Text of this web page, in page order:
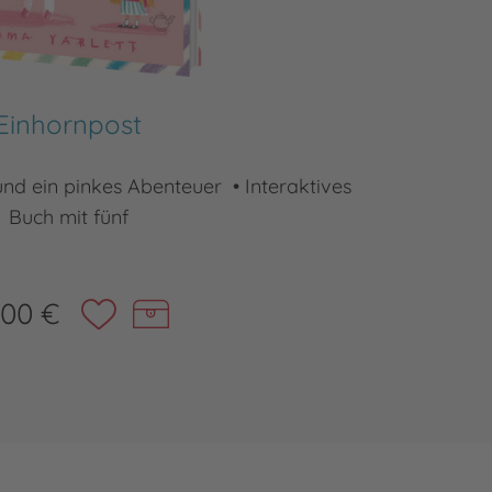
ein pinkes Abenteuer • Interaktives
Buch mit fünf
€